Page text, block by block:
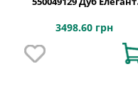
3498.60 грн